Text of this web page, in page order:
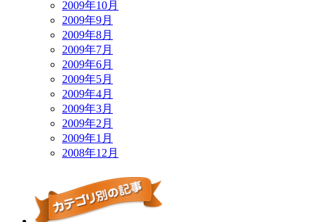
2009年10月
2009年9月
2009年8月
2009年7月
2009年6月
2009年5月
2009年4月
2009年3月
2009年2月
2009年1月
2008年12月